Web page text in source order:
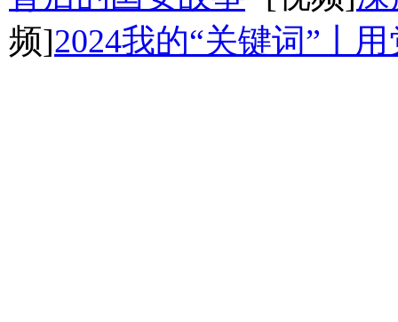
频]2024我的“关键词”丨